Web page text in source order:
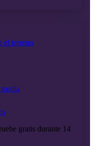
el terreno
gratis durante 14